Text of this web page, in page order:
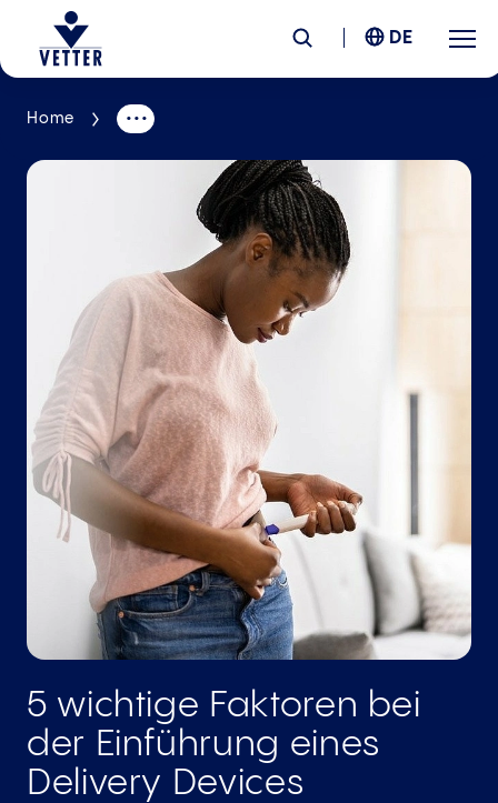
Unternehmen
Verantwortung
Standorte
News & Insights
Karriere
DE
Home
5 wichtige Faktoren bei
der Einführung eines
Delivery Devices